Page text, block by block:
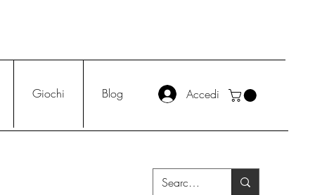
Giochi Blog Accedi